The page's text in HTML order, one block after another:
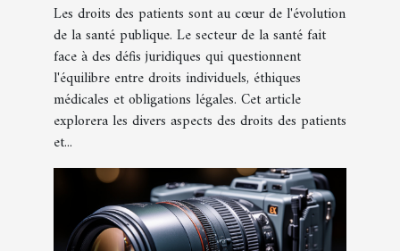
Les droits des patients sont au cœur de l'évolution
de la santé publique. Le secteur de la santé fait
face à des défis juridiques qui questionnent
l'équilibre entre droits individuels, éthiques
médicales et obligations légales. Cet article
explorera les divers aspects des droits des patients
et...